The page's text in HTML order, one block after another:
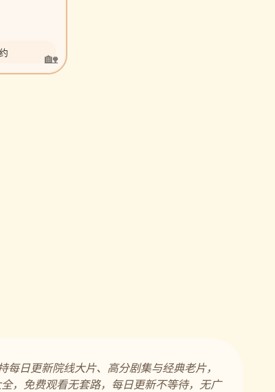
日更新院线大片、高分剧集与经典老片，
，免费观看无套路，每日更新不等待，无广